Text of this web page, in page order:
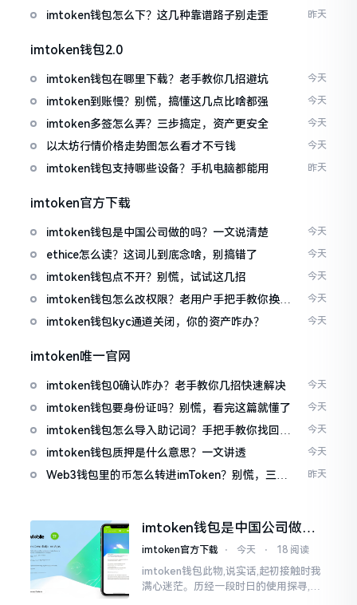
imtoken钱包怎么下？这几种靠谱路子别走歪 昨天
imtoken钱包2.0
imtoken钱包在哪里下载？老手教你几招避坑 今天
imtoken到账慢？别慌，搞懂这几点比啥都强 今天
imtoken多签怎么弄？三步搞定，资产更安全 今天
以太坊行情价格走势图怎么看才不亏钱 今天
imtoken钱包支持哪些设备？手机电脑都能用 昨天
imtoken官方下载
imtoken钱包是中国公司做的吗？一文说清楚 今天
ethice怎么读？这词儿到底念啥，别搞错了 今天
imtoken钱包点不开？别慌，试试这几招 今天
imtoken钱包怎么改权限？老用户手把手教你换主
人
今天
imtoken钱包kyc通道关闭，你的资产咋办？ 今天
imtoken唯一官网
imtoken钱包0确认咋办？老手教你几招快速解决 今天
imtoken钱包要身份证吗？别慌，看完这篇就懂了 今天
imtoken钱包怎么导入助记词？手把手教你找回资
产
今天
imtoken钱包质押是什么意思？一文讲透 今天
Web3钱包里的币怎么转进imToken？别慌，三步
昨天
imtoken钱包是中国公司做的
吗？一文说清楚
imtoken官方下载 ⋅ 今天 ⋅ 18 阅读
imtoken钱包此物,说实话,起初接触时我
满心迷茫。历经一段时日的使用探寻,我